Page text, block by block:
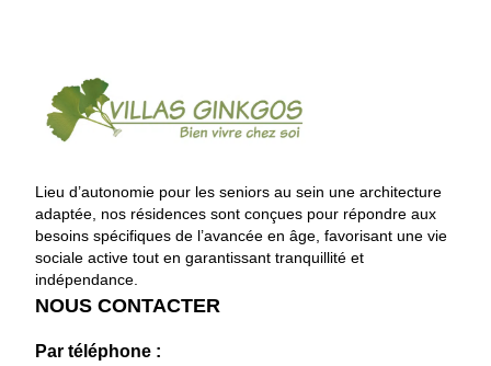
Lieu d’autonomie pour les seniors au sein une architecture
adaptée, nos résidences sont conçues pour répondre aux
besoins spécifiques de l’avancée en âge, favorisant une vie
sociale active tout en garantissant tranquillité et
indépendance.
NOUS CONTACTER
Par téléphone :